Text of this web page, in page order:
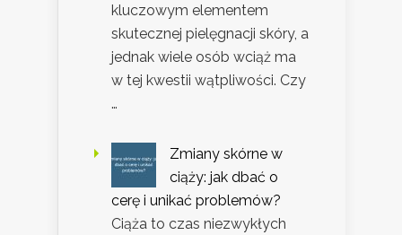
kluczowym elementem
skutecznej pielęgnacji skóry, a
jednak wiele osób wciąż ma
w tej kwestii wątpliwości. Czy
…
Zmiany skórne w
ciąży: jak dbać o
cerę i unikać problemów?
Ciąża to czas niezwykłych